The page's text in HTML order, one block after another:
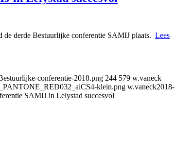
derde Bestuurlijke conferentie SAMIJ plaats. Lees
conferentie-2018.png 244 579 w.vaneck
klein.png w.vaneck2018-
SAMIJ in Lelystad succesvol